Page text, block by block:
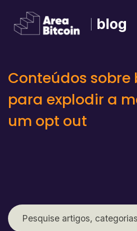
blog
Conteúdos sobre
para explodir a
um opt out